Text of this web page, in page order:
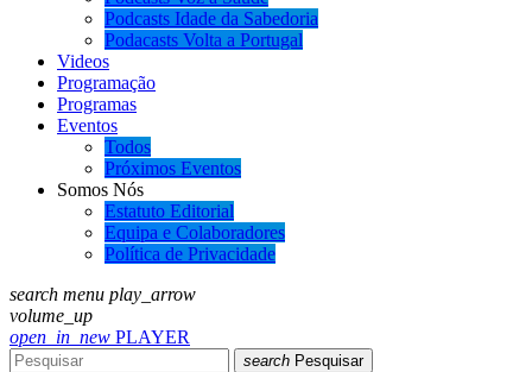
Podcasts Idade da Sabedoria
Podacasts Volta a Portugal
Videos
Programação
Programas
Eventos
Todos
Próximos Eventos
Somos Nós
Estatuto Editorial
Equipa e Colaboradores
Política de Privacidade
search menu play_arrow
volume_up
open_in_new PLAYER
search Pesquisar